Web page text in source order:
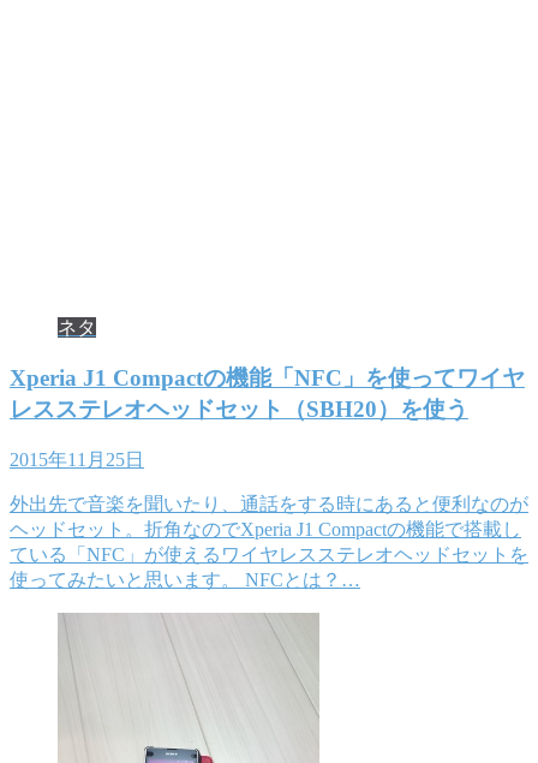
ネタ
Xperia J1 Compactの機能「NFC」を使ってワイヤ
レスステレオヘッドセット（SBH20）を使う
2015年11月25日
外出先で音楽を聞いたり、通話をする時にあると便利なのが
ヘッドセット。折角なのでXperia J1 Compactの機能で搭載し
ている「NFC」が使えるワイヤレスステレオヘッドセットを
使ってみたいと思います。 NFCとは？…